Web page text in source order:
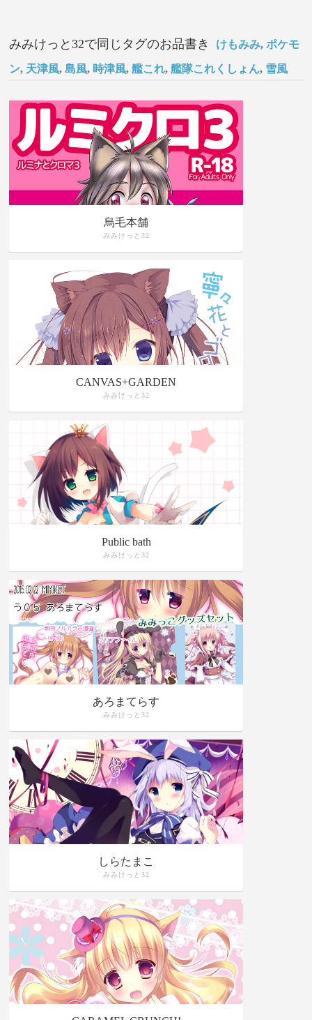
みみけっと32で同じタグのお品書き けもみみ,ポケモ
ン, 天津風,島風, 時津風,艦これ,艦隊これくしょん, 雪風
烏毛本舗
みみけっと32
CANVAS+GARDEN
みみけっと32
Public bath
みみけっと32
あろまてらす
みみけっと32
しらたまこ
みみけっと32